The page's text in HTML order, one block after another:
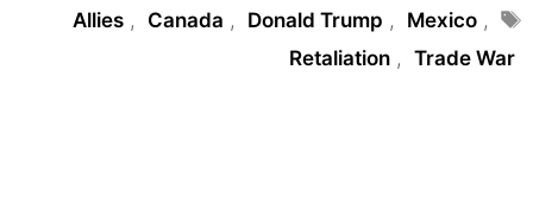
Tags
Allies , Canada , Donald Trump , Mexico ,
Retaliation , Trade War